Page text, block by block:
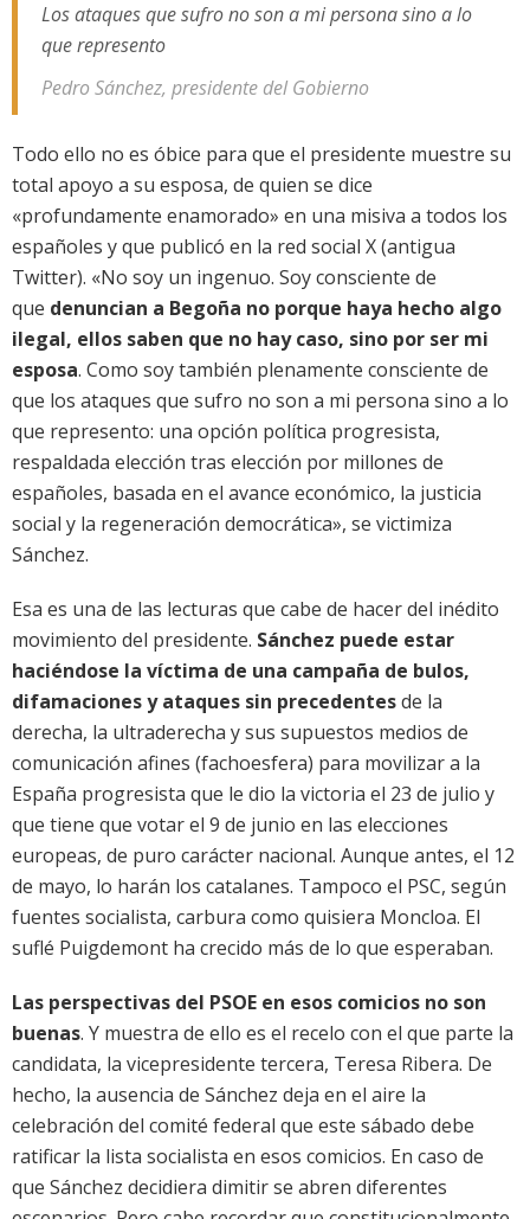
Los ataques que sufro no son a mi persona sino a lo
que represento
Pedro Sánchez, presidente del Gobierno
Todo ello no es óbice para que el presidente muestre su
total apoyo a su esposa, de quien se dice
«profundamente enamorado» en una misiva a todos los
españoles y que publicó en la red social X (antigua
Twitter). «No soy un ingenuo. Soy consciente de
que denuncian a Begoña no porque haya hecho algo
ilegal, ellos saben que no hay caso, sino por ser mi
esposa. Como soy también plenamente consciente de
que los ataques que sufro no son a mi persona sino a lo
que represento: una opción política progresista,
respaldada elección tras elección por millones de
españoles, basada en el avance económico, la justicia
social y la regeneración democrática», se victimiza
Sánchez.
Esa es una de las lecturas que cabe de hacer del inédito
movimiento del presidente. Sánchez puede estar
haciéndose la víctima de una campaña de bulos,
difamaciones y ataques sin precedentesde la
derecha, la ultraderecha y sus supuestos medios de
comunicación afines (fachoesfera) para movilizar a la
España progresista que le dio la victoria el 23 de julio y
que tiene que votar el 9 de junio en las elecciones
europeas, de puro carácter nacional. Aunque antes, el 12
de mayo, lo harán los catalanes. Tampoco el PSC, según
fuentes socialista, carbura como quisiera Moncloa. El
suflé Puigdemont ha crecido más de lo que esperaban.
Las perspectivas del PSOE en esos comicios no son
buenas. Y muestra de ello es el recelo con el que parte la
candidata, la vicepresidente tercera, Teresa Ribera. De
hecho, la ausencia de Sánchez deja en el aire la
celebración del comité federal que este sábado debe
ratificar la lista socialista en esos comicios. En caso de
que Sánchez decidiera dimitir se abren diferentes